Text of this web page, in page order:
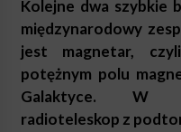
Kolejne dwa szybkie
międzynarodowy
jest magnetar,
potężnym polu
Galaktyce. W
radioteleskop z